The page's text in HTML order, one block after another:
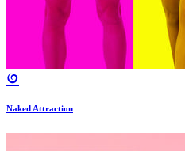
Naked Attraction